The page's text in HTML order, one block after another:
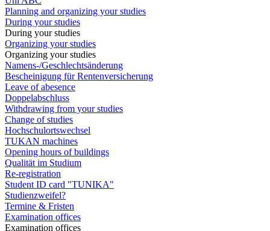
Planning and organizing your studies
During your studies
During your studies
Organizing your studies
Organizing your studies
Namens-/Geschlechtsänderung
Bescheinigung für Rentenversicherung
Leave of abesence
Doppelabschluss
Withdrawing from your studies
Change of studies
Hochschulortswechsel
TUKAN machines
Opening hours of buildings
Qualität im Studium
Re-registration
Student ID card "TUNIKA"
Studienzweifel?
Termine & Fristen
Examination offices
Examination offices